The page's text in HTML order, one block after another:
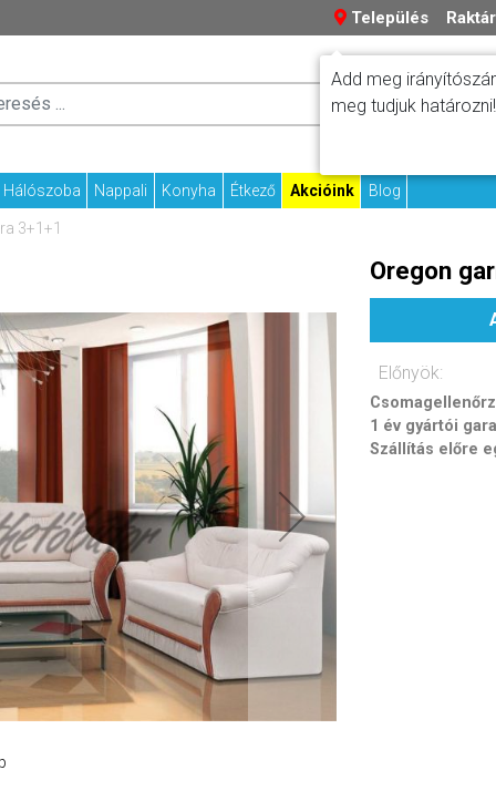
Település
Fizetési
Hálószoba Nappali Konyha Étkező Akcióink Blog
3+1+1
Oregon
Előnyök:
1 év gyártói
Szállítás előre
Add meg
meg tudjuk határozni!